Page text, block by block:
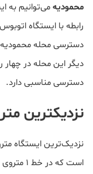
محمودیهمی‌توانیم به
دسترسی محله محمودیه
دیگر این محله در چهار
دسترسی مناسبی دارد.
نزدیکترین
نزدیک‌ترین ایستگاه
است که